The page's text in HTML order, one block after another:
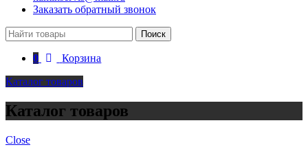
Заказать обратный звонок
Поиск
0
Корзина
Каталог товаров
Каталог товаров
Close